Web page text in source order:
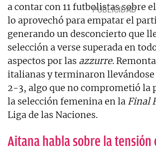
a contar con 11 futbolistas sobre
lo aprovechó para empatar el
generando un desconcierto que
selección a verse superada en
aspectos por las azzurre.
italianas y terminaron
2-3, algo que no comprometió la
la selección femenina en la Final
Liga de las Naciones.
Aitana habla sobre la tensión